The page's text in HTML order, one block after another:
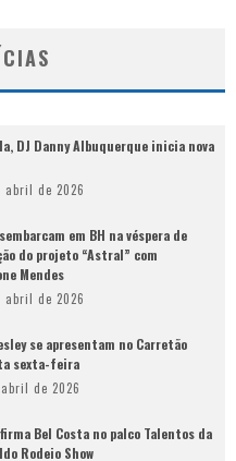
DJ Danny Albuquerque inicia nova
abril de 2026
em BH na véspera de
do projeto “Astral” com
Mendes
abril de 2026
se apresentam no Carretão
sexta-feira
de 2026
Bel Costa no palco Talentos da
Rodeio Show